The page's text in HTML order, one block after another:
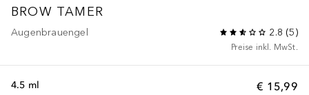
BROW TAMER
Augenbrauengel 2.8 (5)
Preise inkl. MwSt.
€ 15,99
4.5 ml